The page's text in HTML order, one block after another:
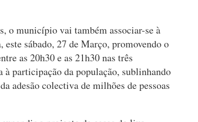
o município vai também associar-se à
este sábado, 27 de Março, promovendo o
as 20h30 e as 21h30 nas três
participação da população, sublinhando
adesão colectiva de milhões de pessoas